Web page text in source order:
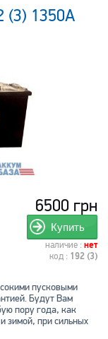
(3) 1350А
6500 грн
Купить
наличие : нет
код : 192 (3)
пусковыми
Будут Вам
пору года, как
зимой, при сильных